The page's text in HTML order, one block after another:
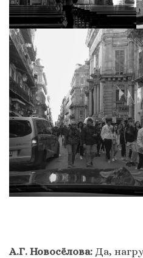
А.Г. Новосёлова: Да,